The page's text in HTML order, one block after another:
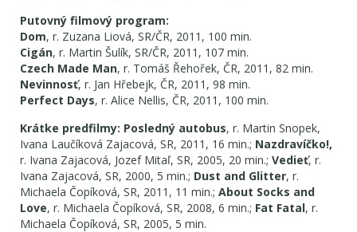
Putovný filmový program:
Dom, r. Zuzana Liová, SR/ČR, 2011, 100 min.
Cigán, r. Martin Šulík, SR/ČR, 2011, 107 min.
Czech Made Man, r. Tomáš Řehořek, ČR, 2011, 82 min.
Nevinnosť, r. Jan Hřebejk, ČR, 2011, 98 min.
Perfect Days, r. Alice Nellis, ČR, 2011, 100 min.
Krátke predfilmy: Posledný autobus, r. Martin Snopek,
Ivana Laučíková Zajacová, SR, 2011, 16 min.; Nazdravíčko!,
r. Ivana Zajacová, Jozef Mitaľ, SR, 2005, 20 min.; Vedieť, r.
Ivana Zajacová, SR, 2000, 5 min.; Dust and Glitter, r.
Michaela Čopíková, SR, 2011, 11 min.; About Socks and
Love, r. Michaela Čopíková, SR, 2008, 6 min.; Fat Fatal, r.
Michaela Čopíková, SR, 2005, 5 min.